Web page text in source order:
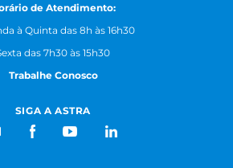
de Atendimento:
à Quinta das 8h às 16h30
das 7h30 às 15h30
Trabalhe Conosco
SIGA A ASTRA